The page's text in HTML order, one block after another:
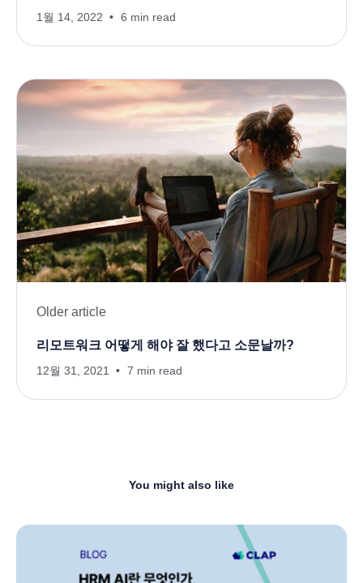
1월 14, 2022 6 min read
Older article
리모트워크 어떻게 해야 잘 했다고 소문날까?
12월 31, 2021 7 min read
You might also like